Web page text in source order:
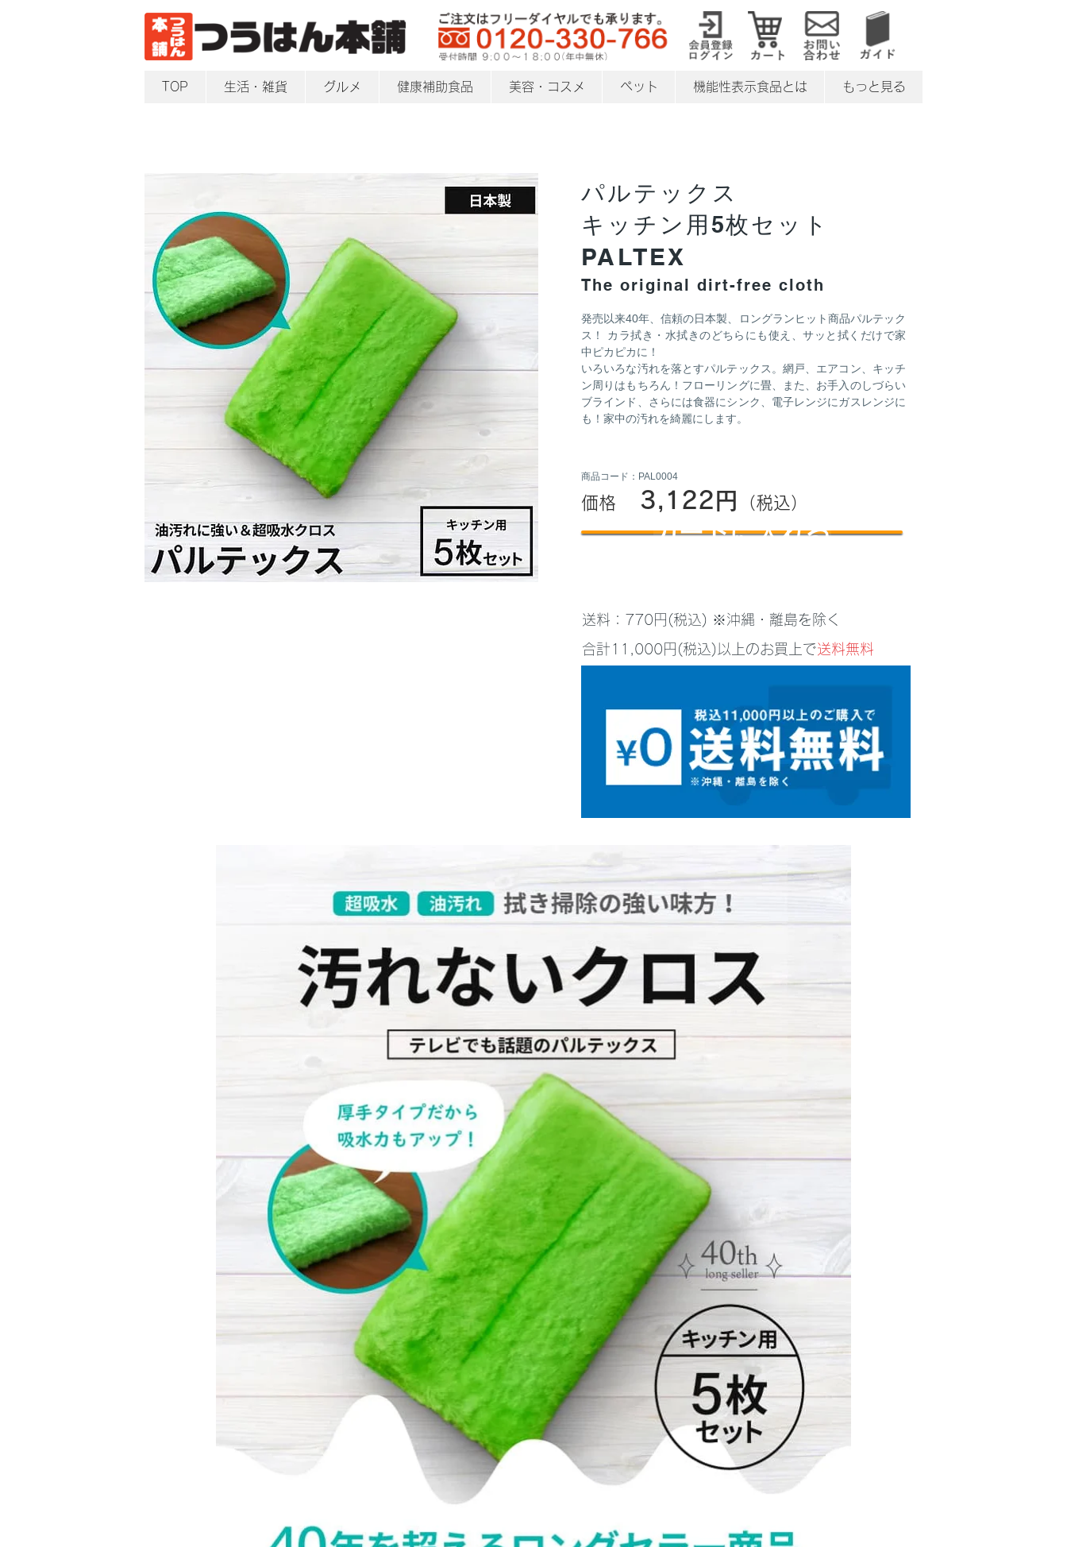
TOP 生活・雑貨 グルメ 健康補助食品 美容・コスメ ペット 機能性表示食品とは もっと見る
パルテックス
キッチン用5枚セット
PALTEX
The original dirt-free cloth
発売以来40年、信頼の日本製、ロングランヒット商品パルテック
ス！ カラ拭き・水拭きのどちらにも使え、サッと拭くだけで家
中ピカピカに！
いろいろな汚れを落とすパルテックス。網戸、エアコン、キッチ
ン周りはもちろん！フローリングに畳、また、お手入のしづらい
ブラインド、さらには食器にシンク、電子レンジにガスレンジに
も！家中の汚れを綺麗にします。
商品コード：PAL0004
価格 3,122円 （税込）
カートに入れる
送料：770円(税込) ※沖縄・離島を除く
合計11,000円(税込)以上のお買上で送料無料